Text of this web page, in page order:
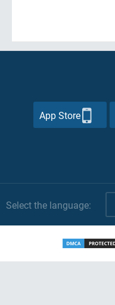
App Store
Select the language: